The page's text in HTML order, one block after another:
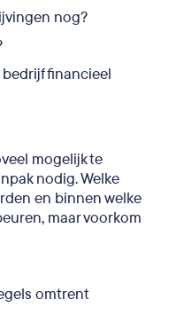
nog?
financieel
mogelijk te
nodig. Welke
en binnen welke
maar voorkom
omtrent